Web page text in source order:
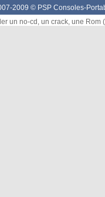
2009 © PSP Consoles-
un no-cd, un crack, une